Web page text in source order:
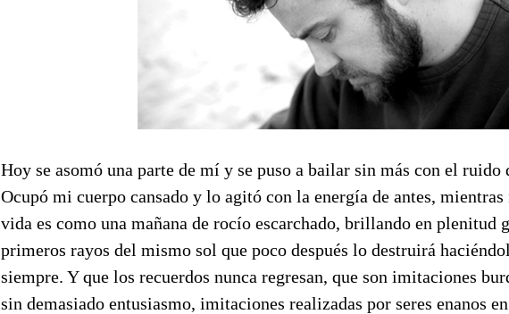
Hoy se asomó una parte de mí y se puso a bailar sin más con el ruido
Ocupó mi cuerpo cansado y lo agitó con la energía de antes, mientras
vida es como una mañana de rocío escarchado, brillando en plenitud
primeros rayos del mismo sol que poco después lo destruirá
siempre. Y que los recuerdos nunca regresan, que son imitaciones
sin demasiado entusiasmo, imitaciones realizadas por seres enanos